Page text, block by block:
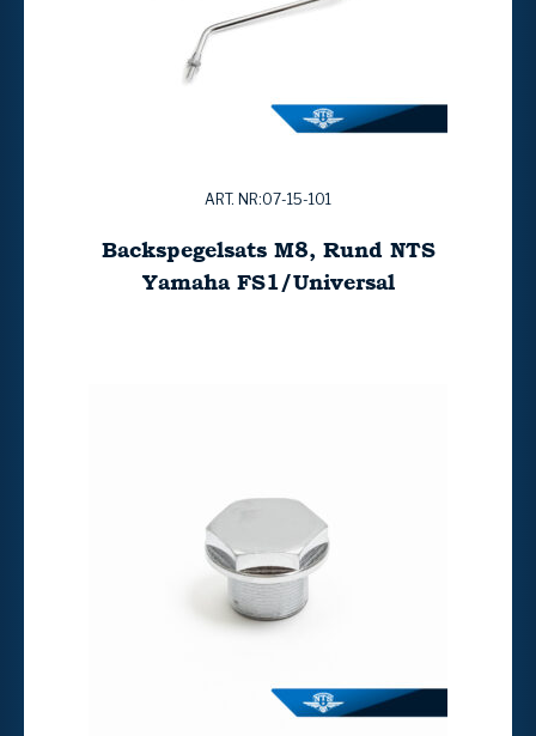
ART. NR:07-15-101
Backspegelsats M8, Rund NTS
Yamaha FS1/Universal